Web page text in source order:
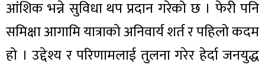
आंशिक भन्ने सुविधा थप प्रदान गरेको छ । फेरी पनि
समिक्षा आगामि यात्राको अनिवार्य शर्त र पहिलो कदम
हो । उद्देश्य र परिणामलाई तुलना गरेर हेर्दा जनयुद्ध